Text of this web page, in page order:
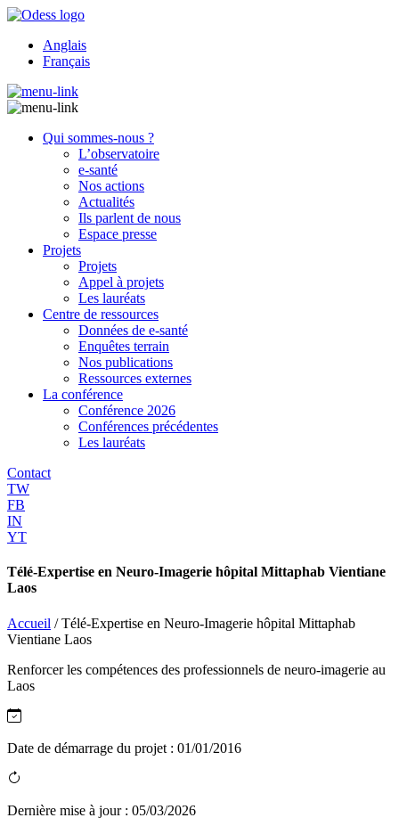
Anglais
Français
Qui sommes-nous ?
L’observatoire
e-santé
Nos actions
Actualités
Ils parlent de nous
Espace presse
Projets
Projets
Appel à projets
Les lauréats
Centre de ressources
Données de e-santé
Enquêtes terrain
Nos publications
Ressources externes
La conférence
Conférence 2026
Conférences précédentes
Les lauréats
Contact
TW
FB
IN
YT
Télé-Expertise en Neuro-Imagerie hôpital Mittaphab Vientiane
Laos
Accueil /Télé-Expertise en Neuro-Imagerie hôpital Mittaphab
Vientiane Laos
Renforcer les compétences des professionnels de neuro-imagerie au
Laos
Date de démarrage du projet : 01/01/2016
Dernière mise à jour : 05/03/2026